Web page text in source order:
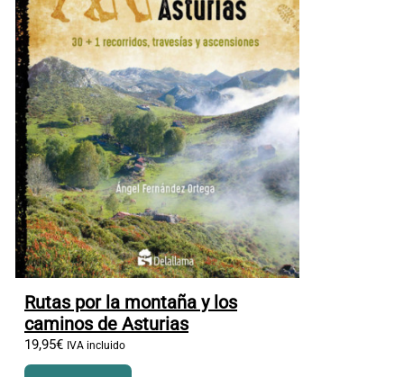
Rutas por la montaña y los
caminos de Asturias
19,95€ IVA incluido